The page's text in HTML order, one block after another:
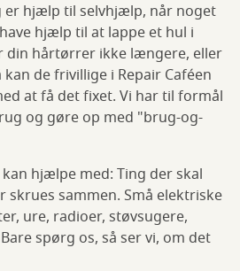
er hjælp til selvhjælp, når noget
hjælp til at lappe et hul i
din hårtørrer ikke længere, eller
de frivillige i Repair Caféen
at få det fixet. Vi har til formål
og gøre op med "brug-og-
hjælpe med: Ting der skal
skrues sammen. Små elektriske
ure, radioer, støvsugere,
spørg os, så ser vi, om det